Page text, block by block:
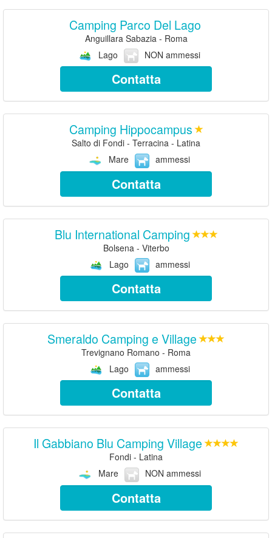
Camping Parco Del Lago
Anguillara Sabazia - Roma
Lago
NON ammessi
Contatta
Camping Hippocampus
Salto di Fondi - Terracina - Latina
Mare
ammessi
Contatta
Blu International Camping
Bolsena - Viterbo
Lago
ammessi
Contatta
Smeraldo Camping e Village
Trevignano Romano - Roma
Lago
ammessi
Contatta
Il Gabbiano Blu Camping Village
Fondi - Latina
Mare
NON ammessi
Contatta